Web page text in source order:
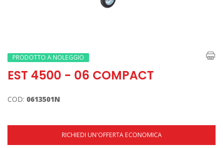
PRODOTTO A NOLEGGIO
EST 4500 - 06 COMPACT
COD: 0613501N
RICHIEDI UN'OFFERTA ECONOMICA